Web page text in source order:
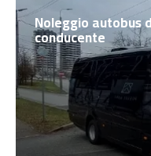
Noleggio autobus
conducente